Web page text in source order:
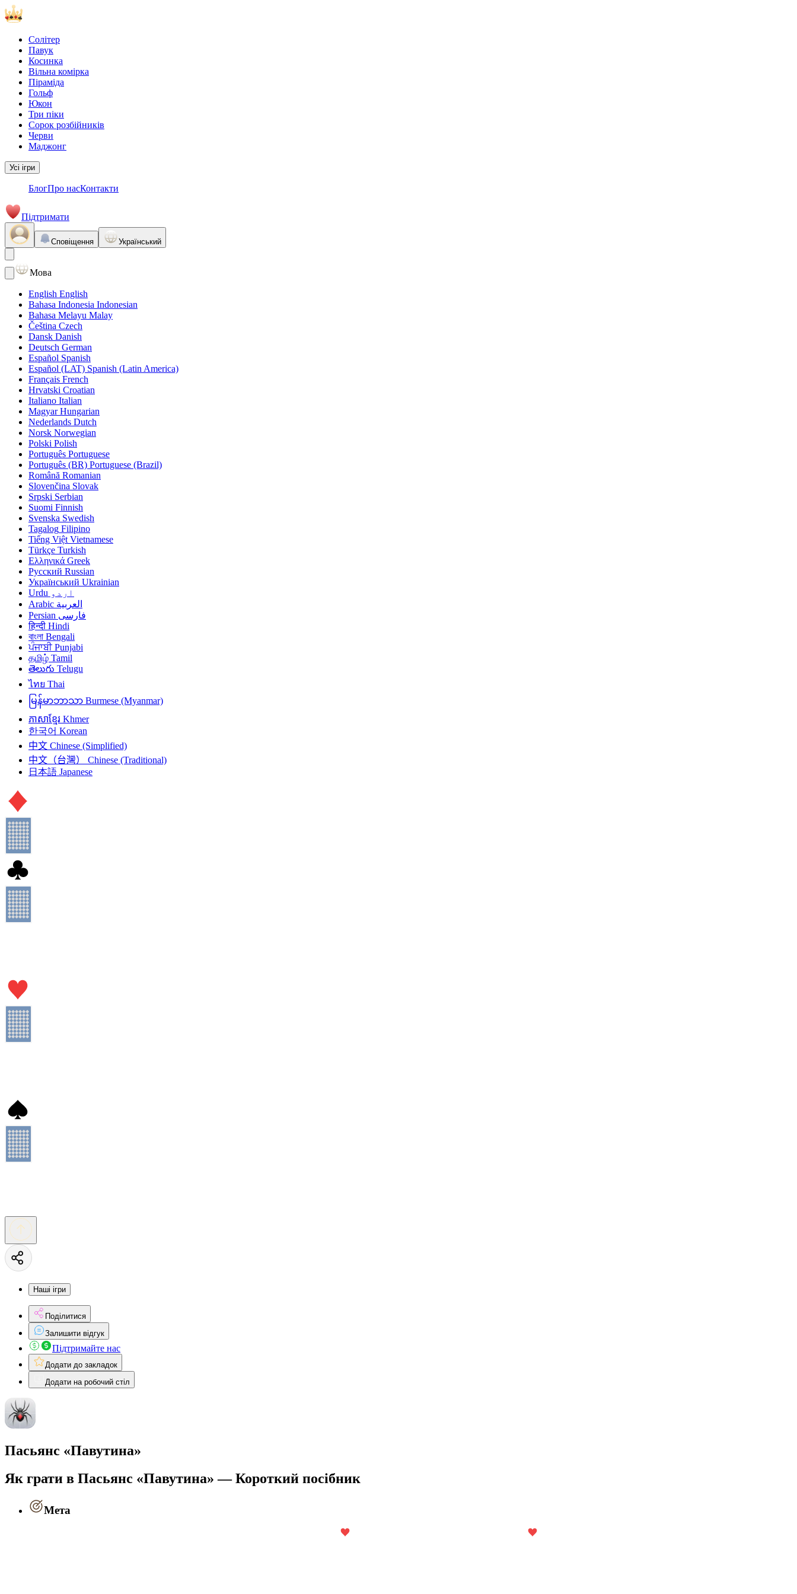
Солітер
Павук
Косинка
Вільна комірка
Піраміда
Гольф
Юкон
Три піки
Сорок розбійників
Черви
Маджонг
Усі ігри
БлогПро насКонтакти
Підтримати
Сповіщення Український
Мова
English English
Bahasa Indonesia Indonesian
Bahasa Melayu Malay
Čeština Czech
Dansk Danish
Deutsch German
Español Spanish
Español (LAT) Spanish (Latin America)
Français French
Hrvatski Croatian
Italiano Italian
Magyar Hungarian
Nederlands Dutch
Norsk Norwegian
Polski Polish
Português Portuguese
Português (BR) Portuguese (Brazil)
Română Romanian
Slovenčina Slovak
Srpski Serbian
Suomi Finnish
Svenska Swedish
Tagalog Filipino
Tiếng Việt Vietnamese
Türkçe Turkish
Ελληνικά Greek
Русский Russian
Український Ukrainian
اردو Urdu
العربية Arabic
فارسی Persian
हिन्दी Hindi
বাংলা Bengali
ਪੰਜਾਬੀ Punjabi
தமிழ் Tamil
తెలుగు Telugu
ไทย Thai
မြန်မာဘာသာ Burmese (Myanmar)
ភាសាខ្មែរ Khmer
한국어 Korean
中文 Chinese (Simplified)
中文（台灣）
Chinese (Traditional)
日本語 Japanese
Наші ігри
Поділитися
Залишити відгук
Підтримайте нас
Додати до закладок
Додати на робочий стіл
Пасьянс «Павутина»
Як грати в Пасьянс «Павутина» — Короткий посібник
Мета